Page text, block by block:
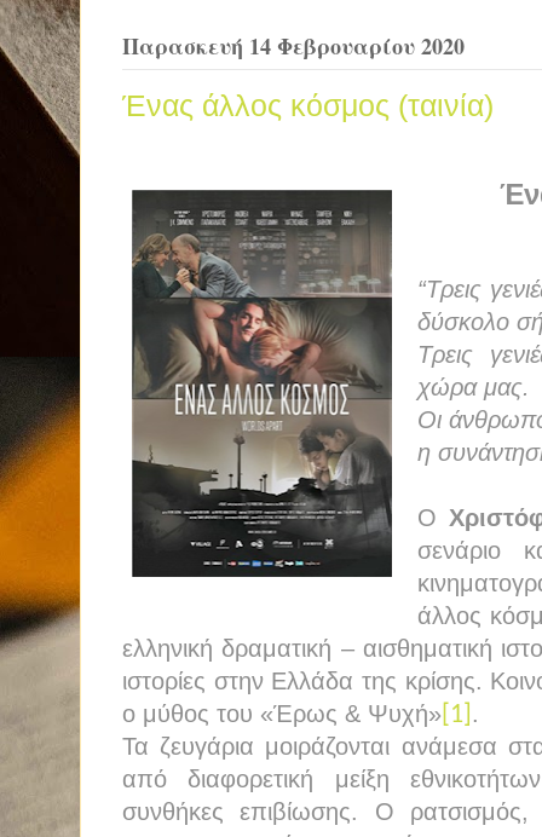
Παρασκευή 14 Φεβρουαρίου 2020
Ένας άλλος κόσμος (ταινία)
“Τρεις
δύσκολο
Τρεις
χώρα μας.
Οι
η
Ο
σενάριο
άλλος
ελληνική δραματική – αισθηματική
ιστορίες στην Ελλάδα της κρίσης.
ο μύθος του «Έρως & Ψυχή» [1] .
Τα ζευγάρια μοιράζονται ανάμεσα
από διαφορετική μείξη
συνθήκες επιβίωσης. Ο ρατσισμός,